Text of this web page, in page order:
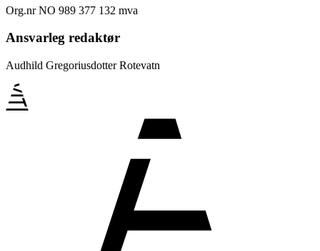
Org.nr NO 989 377 132 mva
Ansvarleg redaktør
Audhild Gregoriusdotter Rotevatn